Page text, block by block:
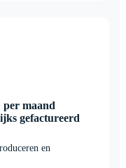
per maand
gefactureerd
en